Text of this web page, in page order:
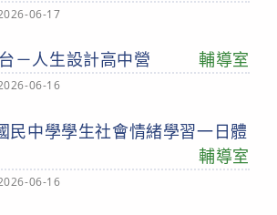
06-17
－人生設計高中營 輔導室
06-16
民中學學生社會情緒學習一日體
輔導室
06-16